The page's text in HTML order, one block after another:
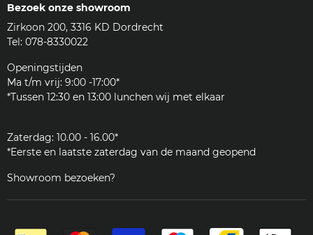
Bezorgen
Reviews
Woordenlijst
Koffie & meer
Accessoires
Reinigingsmiddelen
Onderdelen
JURA
Klantenservice
Bezoek onze showroom
Zirkoon 200, 3316 KD Dordrecht
Tel: 078-8330022
Openingstijden
Ma t/m vrij: 9:00 -17:00*
*Tussen 12:30 en 13:00 lunchen wij met elkaar
Zaterdag: 10.00 - 16.00*
*Eerste en laatste zaterdag van de maand geopend
Showroom bezoeken?